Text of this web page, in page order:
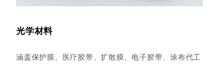
光学材料
涵盖保护膜、医疗胶带、扩散膜、电子胶带、涂布代工